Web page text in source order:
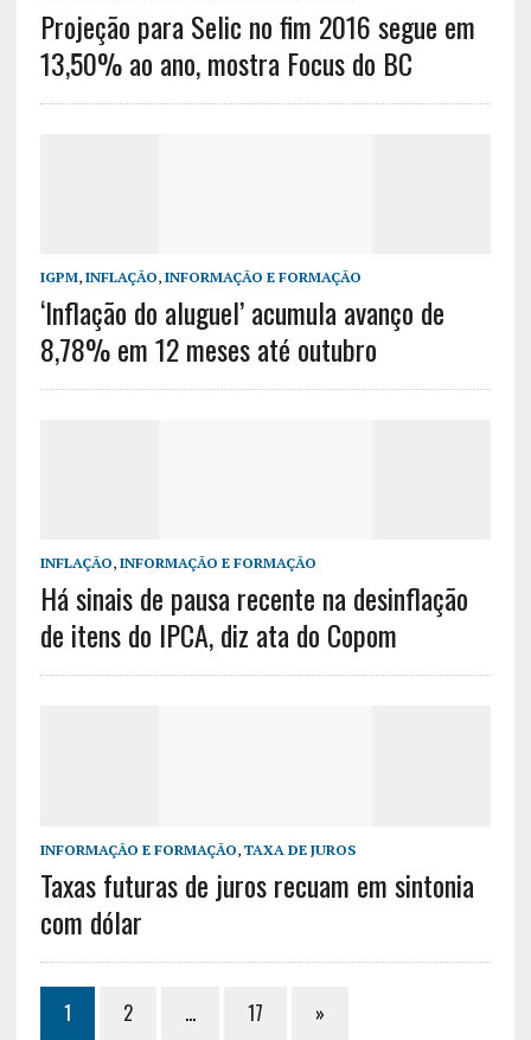
Projeção para Selic no fim 2016 segue em
13,50% ao ano, mostra Focus do BC
IGPM, INFLAÇÃO, INFORMAÇÃO E FORMAÇÃO
‘Inflação do aluguel’ acumula avanço de
8,78% em 12 meses até outubro
INFLAÇÃO, INFORMAÇÃO E FORMAÇÃO
Há sinais de pausa recente na desinflação
de itens do IPCA, diz ata do Copom
INFORMAÇÃO E FORMAÇÃO, TAXA DE JUROS
Taxas futuras de juros recuam em sintonia
com dólar
1 2 … 17 »